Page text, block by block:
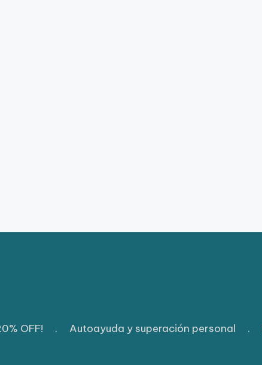
OFF! . Autoayuda y superación personal .